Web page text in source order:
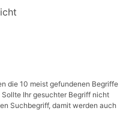
die 10 meist gefundenen Begriffe
Ihr gesuchter Begriff nicht
Suchbegriff, damit werden auch